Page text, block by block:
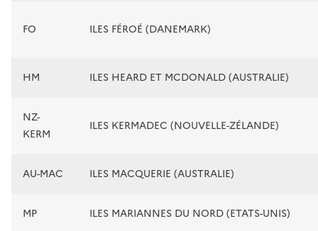
FO ILES FÉROÉ (DANEMARK)
HM ILES HEARD ET MCDONALD (AUSTRALIE)
NZ-
KERM
ILES KERMADEC (NOUVELLE-ZÉLANDE)
AU-MAC ILES MACQUERIE (AUSTRALIE)
MP ILES MARIANNES DU NORD (ETATS-UNIS)